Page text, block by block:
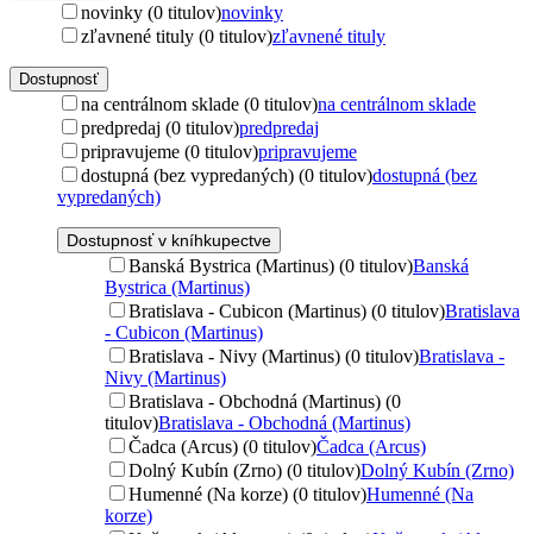
novinky (0 titulov)novinky
zľavnené tituly (0 titulov)zľavnené tituly
Dostupnosť
na centrálnom sklade (0 titulov)na centrálnom sklade
predpredaj (0 titulov)predpredaj
pripravujeme (0 titulov)pripravujeme
dostupná (bez vypredaných) (0 titulov)dostupná (bez
vypredaných)
Dostupnosť v kníhkupectve
Banská Bystrica (Martinus) (0 titulov)Banská
Bystrica (Martinus)
Bratislava - Cubicon (Martinus) (0 titulov)Bratislava
- Cubicon (Martinus)
Bratislava - Nivy (Martinus) (0 titulov)Bratislava -
Nivy (Martinus)
Bratislava - Obchodná (Martinus) (0
titulov)Bratislava - Obchodná (Martinus)
Čadca (Arcus) (0 titulov)Čadca (Arcus)
Dolný Kubín (Zrno) (0 titulov)Dolný Kubín (Zrno)
Humenné (Na korze) (0 titulov)Humenné (Na
korze)